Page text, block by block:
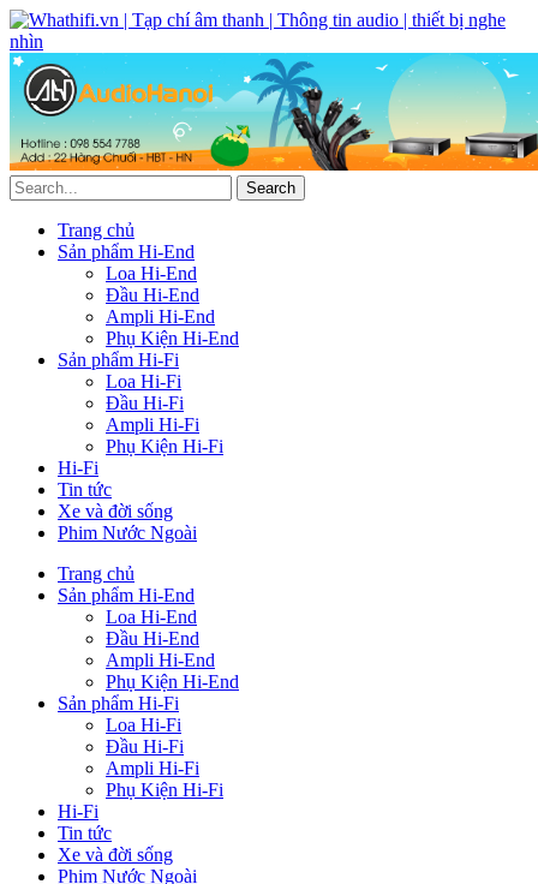
Trang chủ
Sản phẩm Hi-End
Loa Hi-End
Đầu Hi-End
Ampli Hi-End
Phụ Kiện Hi-End
Sản phẩm Hi-Fi
Loa Hi-Fi
Đầu Hi-Fi
Ampli Hi-Fi
Phụ Kiện Hi-Fi
Hi-Fi
Tin tức
Xe và đời sống
Phim Nước Ngoài
Trang chủ
Sản phẩm Hi-End
Loa Hi-End
Đầu Hi-End
Ampli Hi-End
Phụ Kiện Hi-End
Sản phẩm Hi-Fi
Loa Hi-Fi
Đầu Hi-Fi
Ampli Hi-Fi
Phụ Kiện Hi-Fi
Hi-Fi
Tin tức
Xe và đời sống
Phim Nước Ngoài